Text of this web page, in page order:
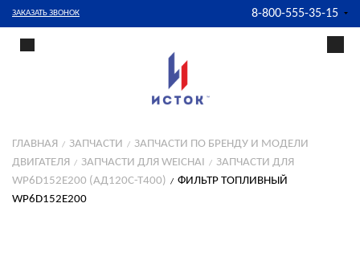
ЗАКАЗАТЬ ЗВОНОК 8-800-555-35-15
ГЛАВНАЯ ЗАПЧАСТИ
ЗАПЧАСТИ ПО БРЕНДУ И МОДЕЛИ
ДВИГАТЕЛЯ
ЗАПЧАСТИ ДЛЯ WEICHAI
ЗАПЧАСТИ ДЛЯ
WP6D152E200 (АД120С-Т400)
ФИЛЬТР ТОПЛИВНЫЙ
WP6D152E200